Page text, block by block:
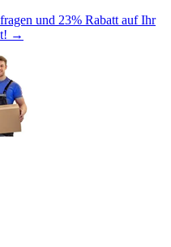
und 23% Rabatt auf Ihr
→